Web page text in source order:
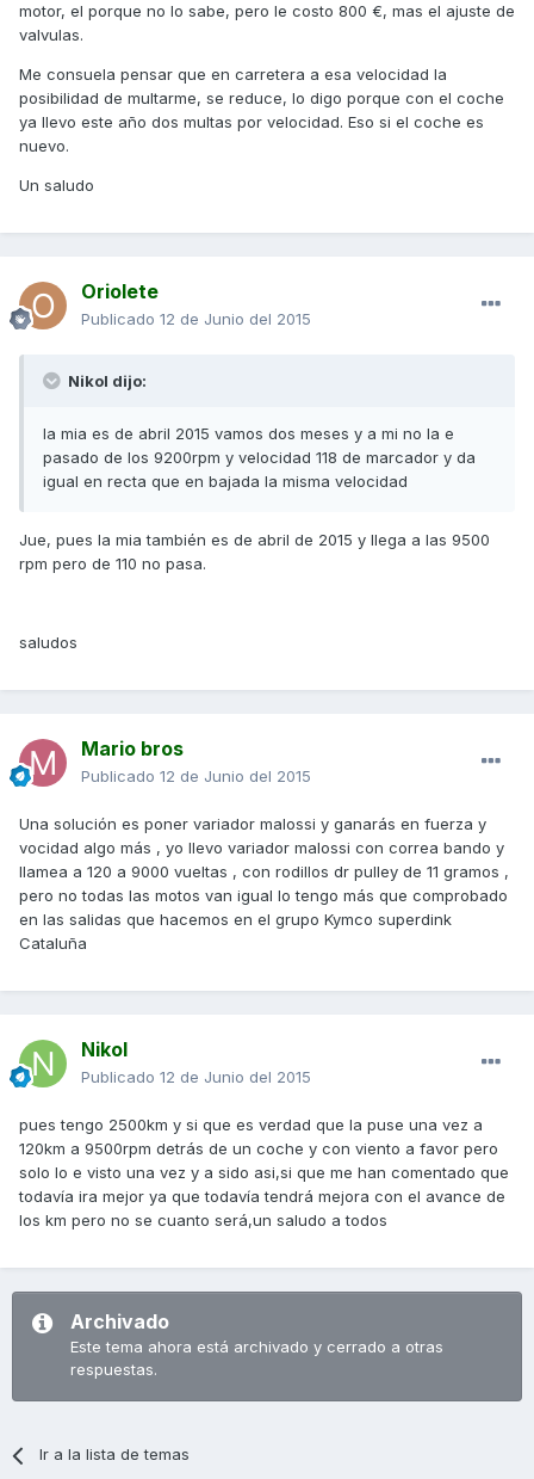
motor, el porque no lo sabe, pero le costo 800 €, mas el ajuste de
valvulas.
Me consuela pensar que en carretera a esa velocidad la
posibilidad de multarme, se reduce, lo digo porque con el coche
ya llevo este año dos multas por velocidad. Eso si el coche es
nuevo.
Un saludo
Oriolete
Publicado 12 de Junio del 2015
Nikol dijo:
la mia es de abril 2015 vamos dos meses y a mi no la e
pasado de los 9200rpm y velocidad 118 de marcador y da
igual en recta que en bajada la misma velocidad
Jue, pues la mia también es de abril de 2015 y llega a las 9500
rpm pero de 110 no pasa.
saludos
Mario bros
Publicado 12 de Junio del 2015
Una solución es poner variador malossi y ganarás en fuerza y
vocidad algo más , yo llevo variador malossi con correa bando y
llamea a 120 a 9000 vueltas , con rodillos dr pulley de 11 gramos ,
pero no todas las motos van igual lo tengo más que comprobado
en las salidas que hacemos en el grupo Kymco superdink
Cataluña
Nikol
Publicado 12 de Junio del 2015
pues tengo 2500km y si que es verdad que la puse una vez a
120km a 9500rpm detrás de un coche y con viento a favor pero
solo lo e visto una vez y a sido asi,si que me han comentado que
todavía ira mejor ya que todavía tendrá mejora con el avance de
los km pero no se cuanto será,un saludo a todos
Archivado
Este tema ahora está archivado y cerrado a otras
respuestas.
Ir a la lista de temas